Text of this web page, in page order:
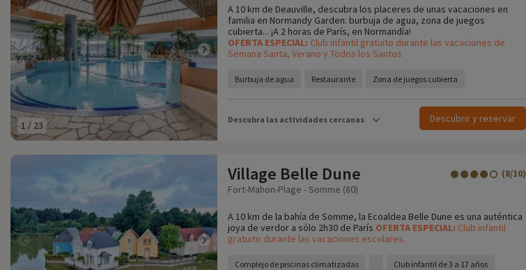
1 / 23
A 10 km de Deauville, descubra los placeres de unas vacaciones en
familia en Normandy Garden: burbuja de agua, zona de juegos
cubierta... ¡A 2 horas de París, en Normandía!
OFERTA ESPECIAL: Club infantil gratuito durante las vacaciones de
Semana Santa, Verano y Todos los Santos
Burbuja de agua Restaurante Zona de juegos cubierta
Descubra las actividades cercanas Descubrir y reservar
Village Belle Dune (8/10)
Fort-Mahon-Plage - Somme (80)
A 10 km de la bahía de Somme, la Ecoaldea Belle Dune es una auténtica
joya de verdor a sólo 2h30 de París.OFERTA ESPECIAL: Club infantil
gratuito durante las vacaciones escolares.
Complejo de piscinas climatizadas Club infantil de 3 a 17 años